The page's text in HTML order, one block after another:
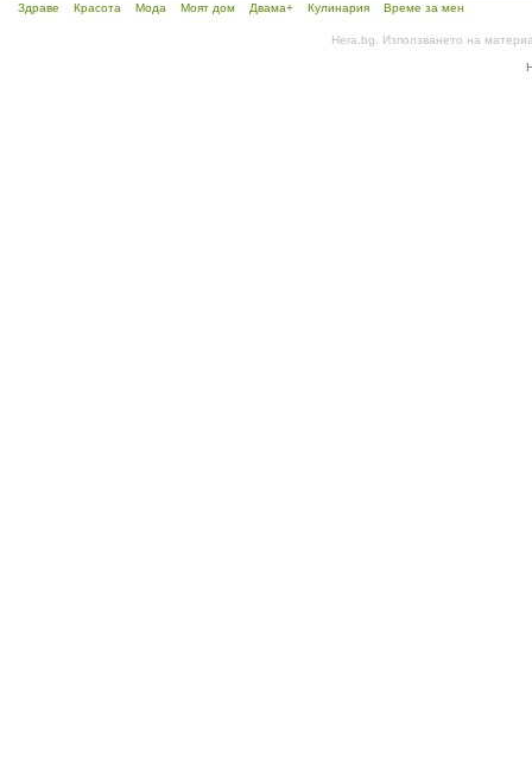
Здраве Красота Мода Моят дом Двама+ Кулинария Време за мен
Hera.bg. Използването на